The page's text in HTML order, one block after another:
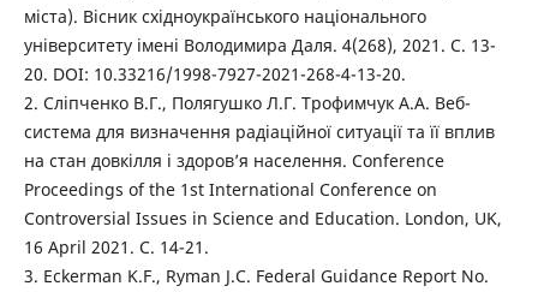
міста). Вісник східноукраїнського національного
університету імені Володимира Даля. 4(268), 2021. С. 13-
20. DOI: 10.33216/1998-7927-2021-268-4-13-20.
2. Сліпченко В.Г., Полягушко Л.Г. Трофимчук А.А. Веб-
система для визначення радіаційної ситуації та її вплив
на стан довкілля і здоров’я населення. Conference
Proceedings of the 1st International Conference on
Controversial Issues in Science and Education. London, UK,
16 April 2021. С. 14-21.
3. Eckerman K.F., Ryman J.C. Federal Guidance Report No.